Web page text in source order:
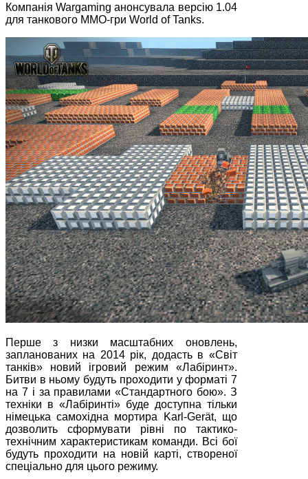
Компанія Wargaming анонсувала версію 1.04
для танкового ММО-гри World of Tanks.
Перше з низки масштабних оновлень,
запланованих на 2014 рік, додасть в «Світ
танків» новий ігровий режим «Лабіринт».
Битви в ньому будуть проходити у форматі 7
на 7 і за правилами «Стандартного бою». З
техніки в «Лабіринті» буде доступна тільки
німецька самохідна мортира Karl-Gerät, що
дозволить сформувати рівні по тактико-
технічним характеристикам команди. Всі бої
будуть проходити на новій карті, створеної
спеціально для цього режиму.